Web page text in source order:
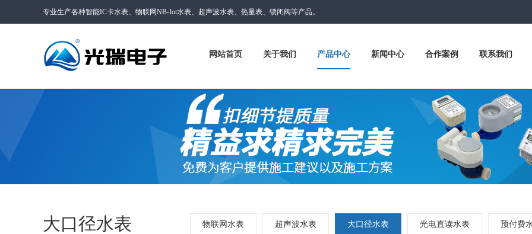
专业生产各种智能IC卡水表、物联网NB-Iot水表、超声波水表、热量表、锁闭阀等产品。
网站首页 关于我们 产品中心 新闻中心 合作案例 联系我们
大口径水表 物联网水表 超声波水表 大口径水表 光电直读水表 预付费